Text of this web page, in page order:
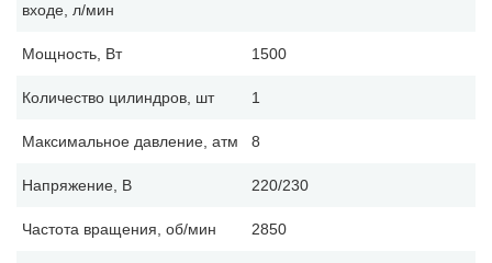
входе, л/мин
Мощность, Вт 1500
Количество цилиндров, шт 1
Максимальное давление, атм 8
Напряжение, В 220/230
Частота вращения, об/мин 2850